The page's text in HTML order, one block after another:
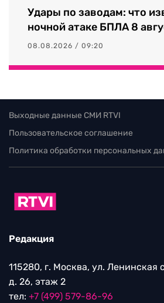
Удары по заводам: что
ночной атаке БПЛА 8
08.08.2026 / 09:20
Выходные данные СМИ RTVI
Пользовательское соглашение
Политика обработки персональных
Редакция
115280, г. Москва, ул. Ленинская
д. 26, этаж 2
тел: +7 (499) 579-86-96